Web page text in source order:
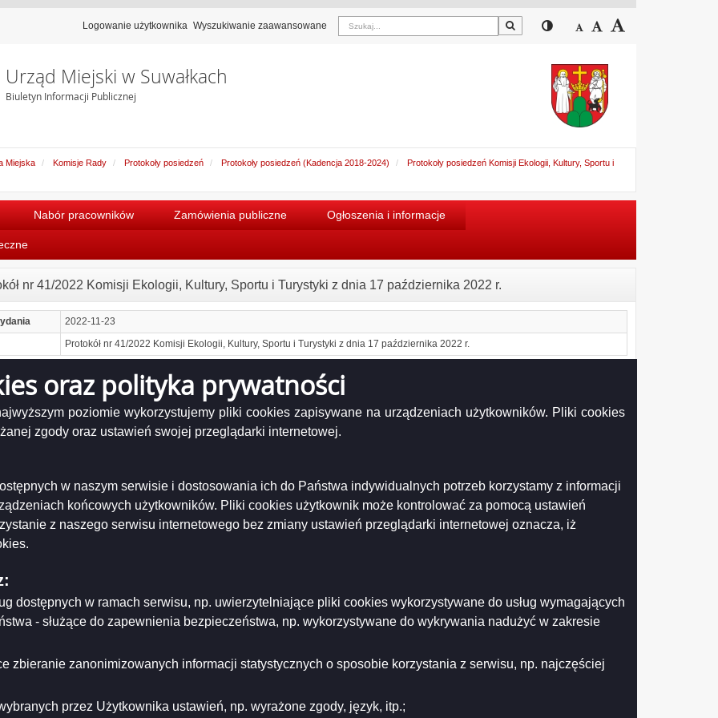
oraz polityka prywatności
poziomie wykorzystujemy pliki cookies zapisywane na urządzeniach użytkowników. Pliki cookies
zgody oraz ustawień swojej przeglądarki internetowej.
w naszym serwisie i dostosowania ich do Państwa indywidualnych potrzeb korzystamy z informacji
końcowych użytkowników. Pliki cookies użytkownik może kontrolować za pomocą ustawień
z naszego serwisu internetowego bez zmiany ustawień przeglądarki internetowej oznacza, iż
dostępnych w ramach serwisu, np. uwierzytelniające pliki cookies wykorzystywane do usług wymagających
- służące do zapewnienia bezpieczeństwa, np. wykorzystywane do wykrywania nadużyć w zakresie
zbieranie zanonimizowanych informacji statystycznych o sposobie korzystania z serwisu, np. najczęściej
przez Użytkownika ustawień, np. wyrażone zgody, język, itp.;
Logowanie użytkownika Wyszukiwanie zaawansowane Szukaj Przełącz pomiędzy
Zmniejsz czcionkę
Domyślny rozmiar
Urząd Miejski w Suwałkach
Biuletyn Informacji Publicznej
Miejska Komisje Rady Protokoły posiedzeń Protokoły posiedzeń (Kadencja 2018-2024)
Protokoły posiedzeń Komisji Ekologii, Kultury, Sportu i
Nabór pracowników Zamówienia publiczne Ogłoszenia i informacje
nr 41/2022 Komisji Ekologii, Kultury, Sportu i Turystyki z dnia 17 października 2022 r.
2022-11-23
Protokół nr 41/2022 Komisji Ekologii, Kultury, Sportu i Turystyki z dnia 17 października 2022 r.
nr 41 KEKSiT 2022.pdf ( 512.74 KB )
Podgląd
załącznika
Protokół
nr
nr 41_2022 z posiedzenia Komisji Ekologii, Kultury, Sportu i Turystyki Rady Miejskiej w Suwałkach z dnia 17 października 2022 r.
Anna Przybycień
2022-11-23
Anna Przybycień
2022-11-23
Drukuj do PDF